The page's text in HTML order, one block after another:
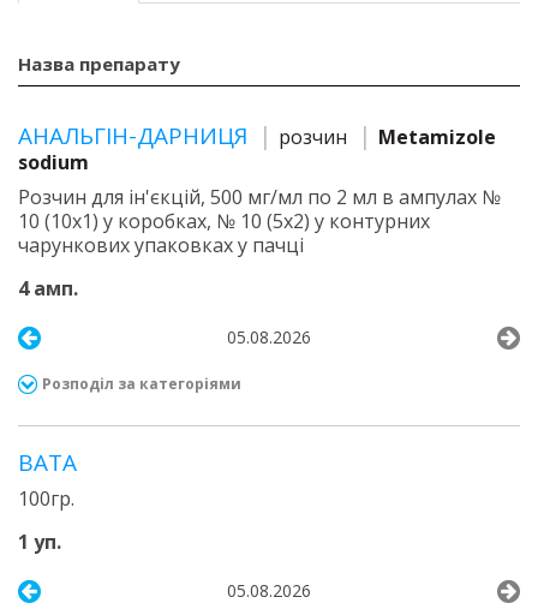
Назва препарату
АНАЛЬГІН-ДАРНИЦЯ розчин
Metamizole
sodium
Розчин для ін'єкцій, 500 мг/мл по 2 мл в ампулах №
10 (10х1) у коробках, № 10 (5х2) у контурних
чарункових упаковках у пачці
4 амп.
05.08.2026
Розподіл за категоріями
ВАТА
100гр.
1 уп.
05.08.2026